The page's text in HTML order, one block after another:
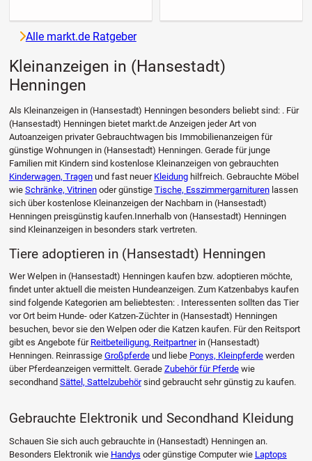
Alle markt.de Ratgeber
Kleinanzeigen in (Hansestadt)
Henningen
Als Kleinanzeigen in (Hansestadt) Henningen besonders beliebt sind: . Für
(Hansestadt) Henningen bietet markt.de Anzeigen jeder Art von
Autoanzeigen privater Gebrauchtwagen bis Immobilienanzeigen für
günstige Wohnungen in (Hansestadt) Henningen. Gerade für junge
Familien mit Kindern sind kostenlose Kleinanzeigen von gebrauchten
Kinderwagen, Tragenund fast neuer Kleidunghilfreich. Gebrauchte Möbel
wie Schränke, Vitrinenoder günstige Tische, Esszimmergarniturenlassen
sich über kostenlose Kleinanzeigen der Nachbarn in (Hansestadt)
Henningen preisgünstig kaufen.Innerhalb von (Hansestadt) Henningen
sind Kleinanzeigen in besonders stark vertreten.
Tiere adoptieren in (Hansestadt) Henningen
Wer Welpen in (Hansestadt) Henningen kaufen bzw. adoptieren möchte,
findet unter aktuell die meisten Hundeanzeigen. Zum Katzenbabys kaufen
sind folgende Kategorien am beliebtesten: . Interessenten sollten das Tier
vor Ort beim Hunde- oder Katzen-Züchter in (Hansestadt) Henningen
besuchen, bevor sie den Welpen oder die Katzen kaufen. Für den Reitsport
gibt es Angebote für Reitbeteiligung, Reitpartnerin (Hansestadt)
Henningen. Reinrassige Großpferdeund liebe Ponys, Kleinpferdewerden
über Pferdeanzeigen vermittelt. Gerade Zubehör für Pferdewie
secondhand Sättel, Sattelzubehörsind gebraucht sehr günstig zu kaufen.
Gebrauchte Elektronik und Secondhand Kleidung
Schauen Sie sich auch gebrauchte in (Hansestadt) Henningen an.
Besonders Elektronik wie Handys oder günstige Computer wie Laptops